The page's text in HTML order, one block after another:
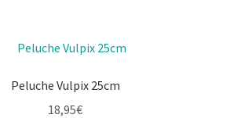
Peluche Vulpix 25cm
18,95€